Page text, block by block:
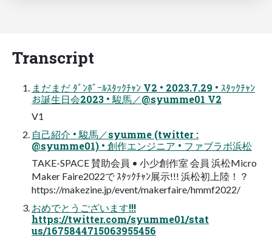
Transcript
まだまだ ﾀﾞﾝﾎﾞｰﾙｽﾀｯｸﾁｬﾝ V2 • 2023.7.29 • ｽﾀｯｸﾁｬﾝ
お誕生日会2023 • 駿馬／@syumme01 V2
V1
自己紹介 • 駿馬／syumme (twitter :
@syumme01) • 創作エンジニア • ファブラボ浜松
TAKE-SPACE 賛助会員 • 小少創作室 会員 浜松Micro
Maker Faire2022で ｽﾀｯｸﾁｬﾝ展示!!! 浜松初上陸！？
https://makezine.jp/event/makerfaire/hmmf2022/
おめでとうございます!!!
https://twitter.com/syumme01/stat
us/1675844715063955456